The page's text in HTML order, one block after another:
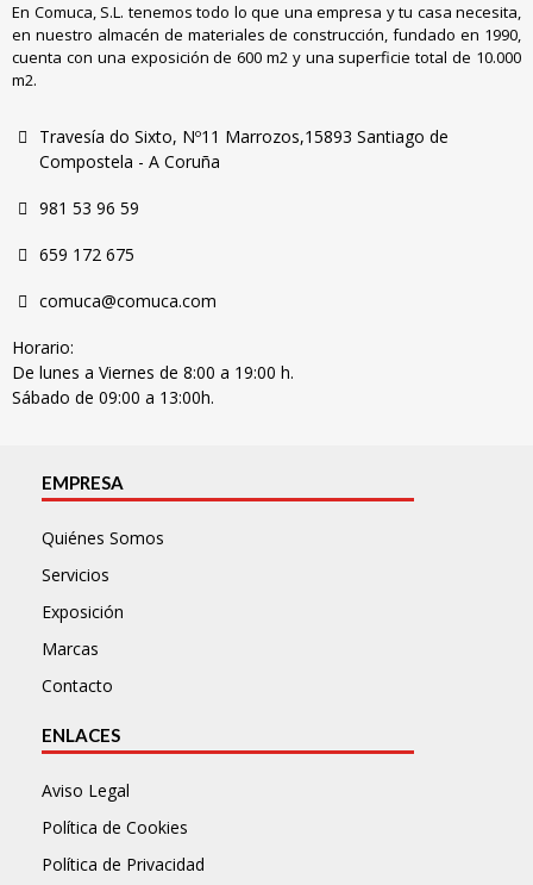
En Comuca, S.L. tenemos todo lo que una empresa y tu casa necesita,
en nuestro almacén de materiales de construcción, fundado en 1990,
cuenta con una exposición de 600 m2 y una superficie total de 10.000
m2.
Travesía do Sixto, Nº11 Marrozos,15893 Santiago de
Compostela - A Coruña
981 53 96 59
659 172 675
comuca@comuca.com
Horario:
De lunes a Viernes de 8:00 a 19:00 h.
Sábado de 09:00 a 13:00h.
EMPRESA
Quiénes Somos
Servicios
Exposición
Marcas
Contacto
ENLACES
Aviso Legal
Política de Cookies
Política de Privacidad